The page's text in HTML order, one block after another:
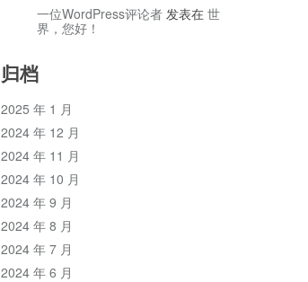
一位WordPress评论者 发表在 世
界，您好！
归档
2025 年 1 月
2024 年 12 月
2024 年 11 月
2024 年 10 月
2024 年 9 月
2024 年 8 月
2024 年 7 月
2024 年 6 月